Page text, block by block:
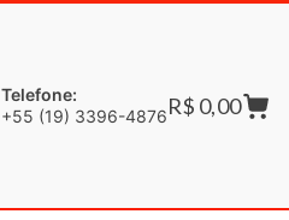
Telefone:
+55 (19) 3396-4876R$ 0,00